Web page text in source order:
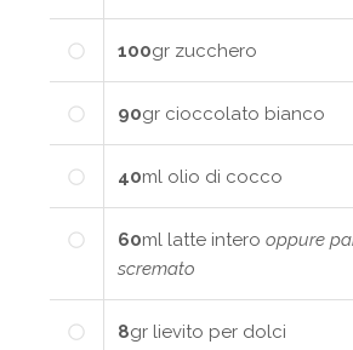
100gr zucchero
90gr cioccolato bianco
40ml olio di cocco
60ml latte interooppure
scremato
8gr lievito per dolci